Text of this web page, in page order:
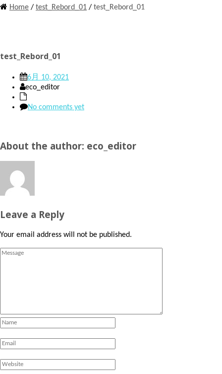
Home / test_Rebord_01 / test_Rebord_01
test_Rebord_01
6月 10, 2021
eco_editor
No comments yet
About the author: eco_editor
Leave a Reply
Your email address will not be published.